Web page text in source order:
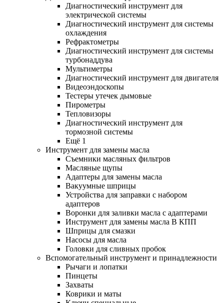
Диагностический инструмент для
электрической системы
Диагностический инструмент для системы
охлаждения
Рефрактометры
Диагностический инструмент для системы
турбонаддува
Мультиметры
Диагностический инструмент для двигателя
Видеоэндоскопы
Тестеры утечек дымовые
Пирометры
Тепловизоры
Диагностический инструмент для
тормозной системы
Ещё 1
Инструмент для замены масла
Съемники масляных фильтров
Масляные щупы
Адаптеры для замены масла
Вакуумные шприцы
Устройства для заправки с набором
адаптеров
Воронки для заливки масла с адаптерами
Инструмент для замены масла В КПП
Шприцы для смазки
Насосы для масла
Головки для сливных пробок
Вспомогательный инструмент и принадлежности
Рычаги и лопатки
Пинцеты
Захваты
Коврики и маты